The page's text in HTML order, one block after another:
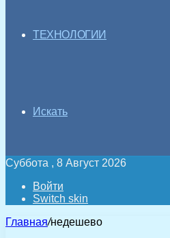
ТЕХНОЛОГИИ
Искать
Суббота , 8 Август 2026
Войти
Switch skin
Главная/недешево